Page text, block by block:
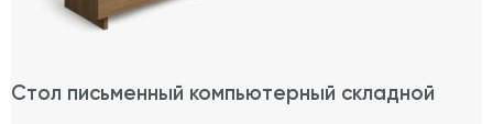
Стол письменный компьютерный складной